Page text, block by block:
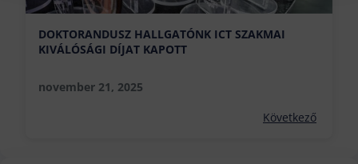
DOKTORANDUSZ HALLGATÓNK ICT SZAKMAI
KIVÁLÓSÁGI DÍJAT KAPOTT
november 21, 2025
Következő